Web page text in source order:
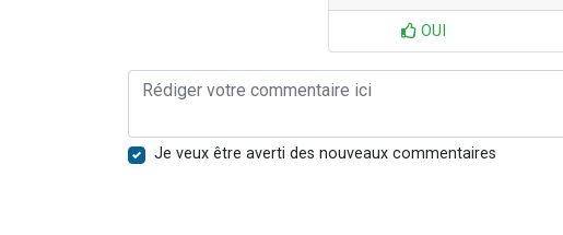
OUI
Je veux être averti des nouveaux commentaires